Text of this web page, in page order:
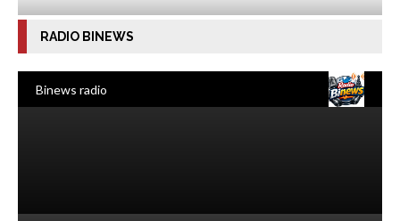
RADIO BINEWS